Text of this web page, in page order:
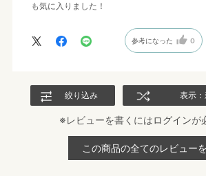
も気に入りました！
参考になった 0
絞り込み 表示
※レビューを書くにはログインが
この商品の全てのレビュー